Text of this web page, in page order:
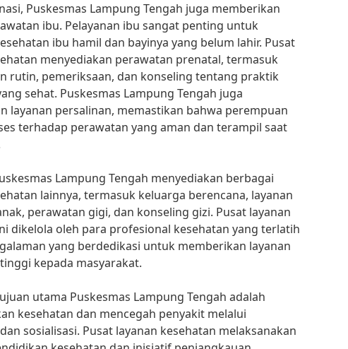
Puskesmas Lampung Tengah juga memberikan
ibu. Pelayanan ibu sangat penting untuk
ibu hamil dan bayinya yang belum lahir. Pusat
menyediakan perawatan prenatal, termasuk
rutin, pemeriksaan, dan konseling tentang praktik
sehat. Puskesmas Lampung Tengah juga
layanan persalinan, memastikan bahwa perempuan
terhadap perawatan yang aman dan terampil saat
Lampung Tengah menyediakan berbagai
lainnya, termasuk keluarga berencana, layanan
perawatan gigi, dan konseling gizi. Pusat layanan
dikelola oleh para profesional kesehatan yang terlatih
yang berdedikasi untuk memberikan layanan
kepada masyarakat.
utama Puskesmas Lampung Tengah adalah
kesehatan dan mencegah penyakit melalui
sosialisasi. Pusat layanan kesehatan melaksanakan